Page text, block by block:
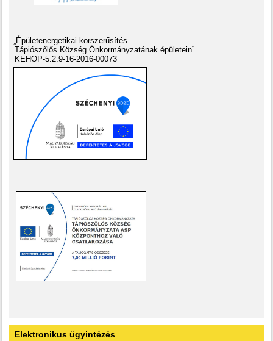
„Épületenergetikai korszerűsítés
Tápiószőlős Község Önkormányzatának épületein”
KEHOP-5.2.9-16-2016-00073
Elektronikus ügyintézés